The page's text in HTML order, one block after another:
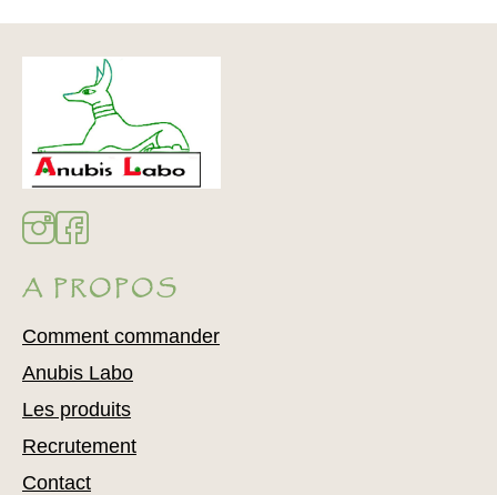
A PROPOS
Comment commander
Anubis Labo
Les produits
Recrutement
Contact